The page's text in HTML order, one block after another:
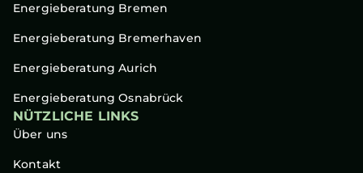
Energieberatung Bremen
Energieberatung Bremerhaven
Energieberatung Aurich
Energieberatung Osnabrück
NÜTZLICHE LINKS
Über uns
Kontakt